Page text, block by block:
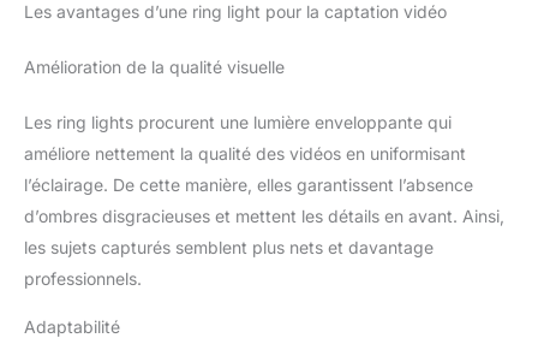
Les avantages d’une ring light pour la captation vidéo
Amélioration de la qualité visuelle
Les ring lights procurent une lumière enveloppante qui
améliore nettement la qualité des vidéos en uniformisant
l’éclairage. De cette manière, elles garantissent l’absence
d’ombres disgracieuses et mettent les détails en avant. Ainsi,
les sujets capturés semblent plus nets et davantage
professionnels.
Adaptabilité